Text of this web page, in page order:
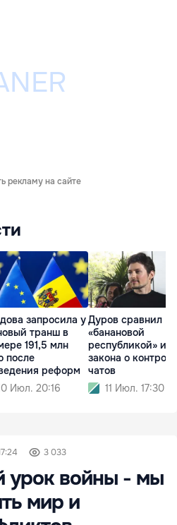
рекламу на сайте
запросила у
транш в
191,5 млн
после
реформ
Июл. 20:16
Дуров сравнил
«банановой
республикой» из-
закона о контроле
чатов
11 Июл. 17:30
3 033
урок войны - мы
мир и